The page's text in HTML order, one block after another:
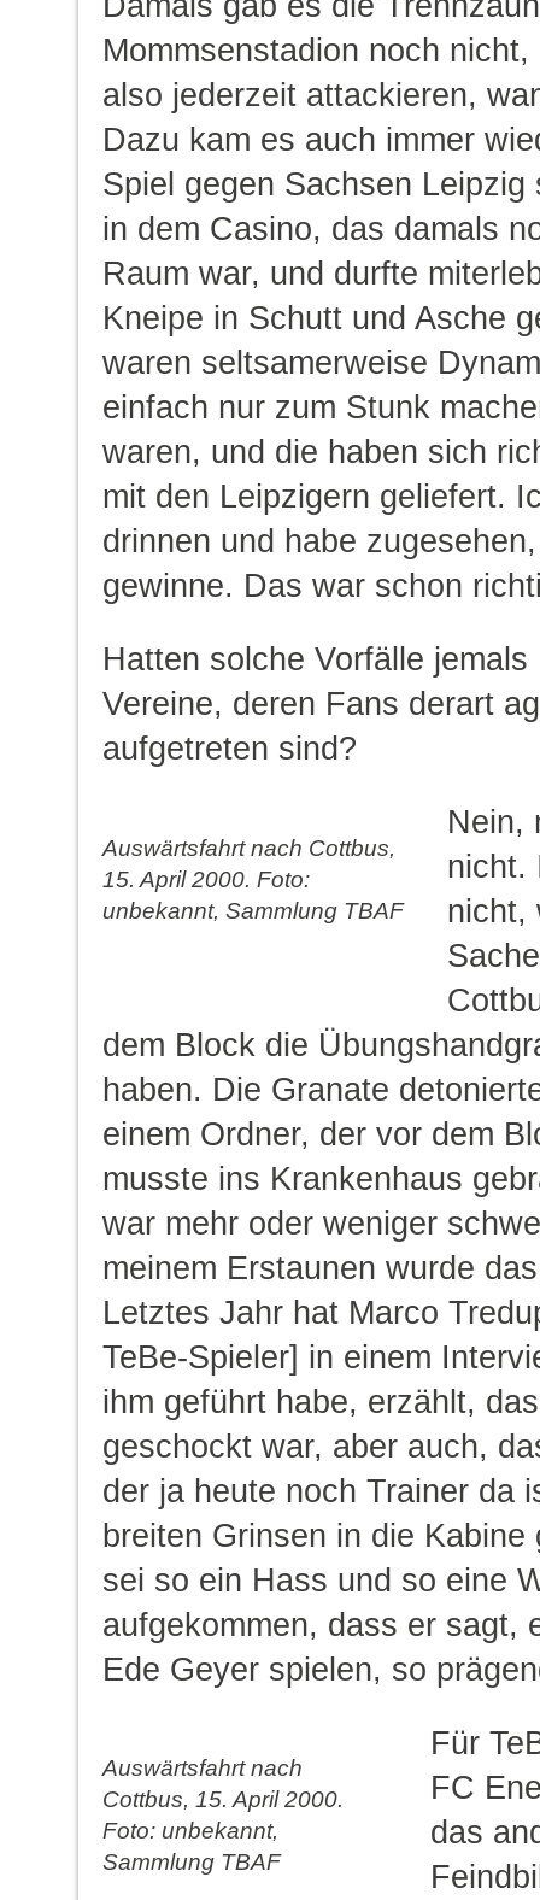
Mommsenstadion noch
also jederzeit attackieren,
Dazu kam es auch immer
Spiel gegen Sachsen Leipzig
in dem Casino, das damals
Raum war, und durfte
Kneipe in Schutt und Asche
waren seltsamerweise
einfach nur zum Stunk
waren, und die haben sich
mit den Leipzigern geliefert.
drinnen und habe
gewinne. Das war schon
Hatten solche Vorfälle
Vereine, deren Fans derart
aufgetreten sind?
Auswärtsfahrt nach Cottbus,
15. April 2000. Foto:
unbekannt, Sammlung TBAF
Nein,
nicht.
nicht,
dem Block die
haben. Die Granate
einem Ordner, der vor dem
musste ins Krankenhaus
war mehr oder weniger
meinem Erstaunen wurde
Letztes Jahr hat Marco
TeBe-Spieler] in einem
ihm geführt habe, erzählt,
geschockt war, aber auch,
der ja heute noch Trainer da
breiten Grinsen in die Kabine
sei so ein Hass und so eine
aufgekommen, dass er sagt,
Ede Geyer spielen, so
Auswärtsfahrt nach
Cottbus, 15. April 2000.
Foto: unbekannt,
Sammlung TBAF
Für
FC
das